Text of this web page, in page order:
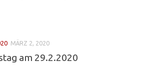
MÄRZ 2, 2020
am 29.2.2020